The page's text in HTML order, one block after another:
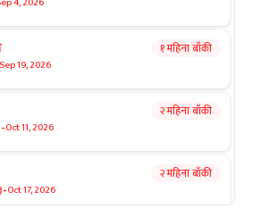
Sep 19, 2026
१ महिना बाँकी
-Oct 11, 2026
२ महिना बाँकी
-Oct 17, 2026
२ महिना बाँकी